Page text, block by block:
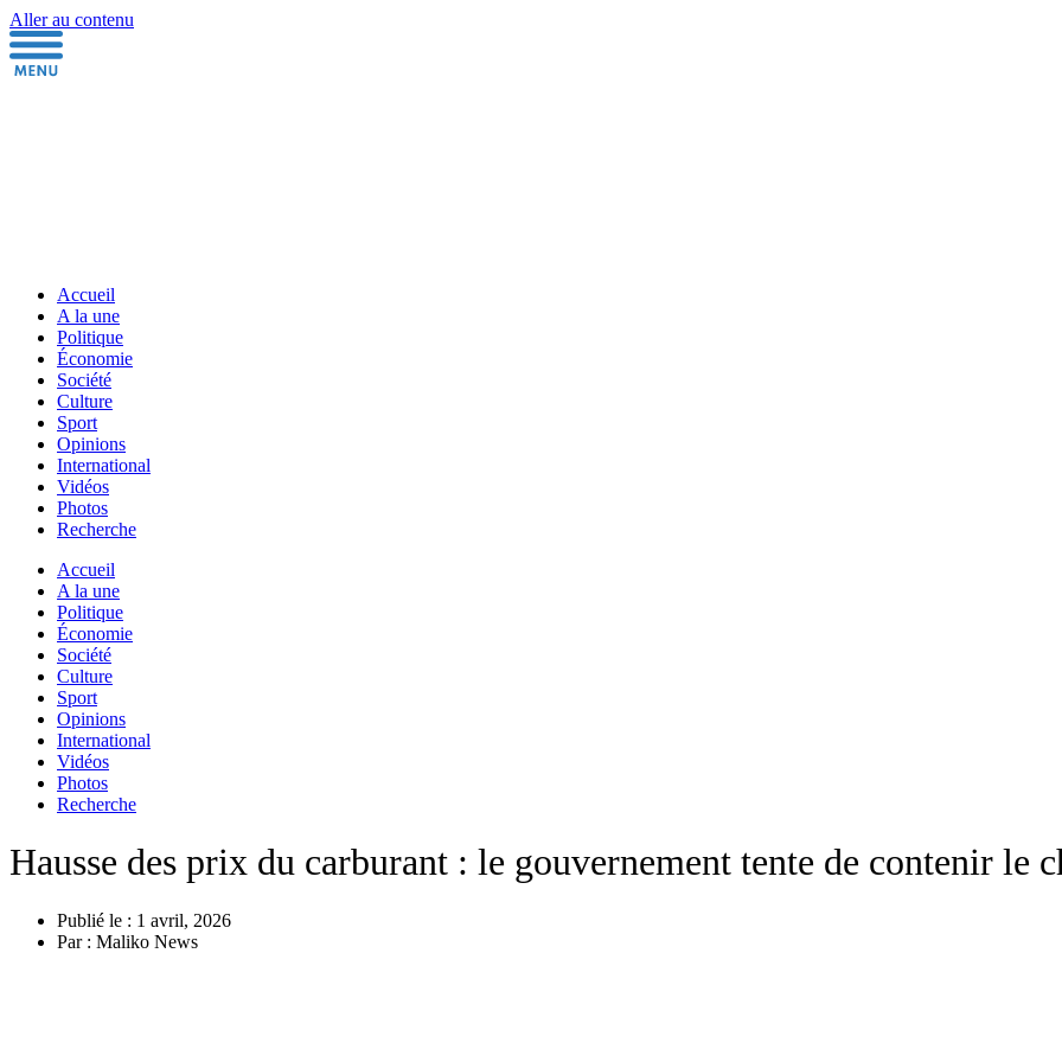
Aller au contenu
Accueil
A la une
Politique
Économie
Société
Culture
Sport
Opinions
International
Vidéos
Photos
Recherche
Accueil
A la une
Politique
Économie
Société
Culture
Sport
Opinions
International
Vidéos
Photos
Recherche
Hausse des prix du carburant : le gouvernement tente de contenir le
Publié le : 1 avril, 2026
Par : Maliko News